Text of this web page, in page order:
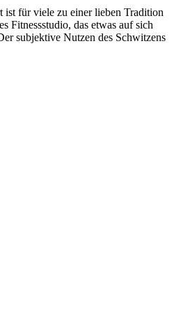
ist für viele zu einer lieben Tradition
Fitnessstudio, das etwas auf sich
subjektive Nutzen des Schwitzens